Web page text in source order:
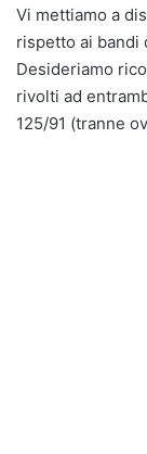
Vi mettiamo a
rispetto ai bandi
Desideriamo
rivolti ad
125/91 (tranne